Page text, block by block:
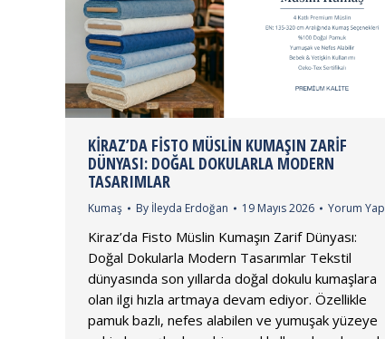
KIRAZ’DA FISTO MÜSLIN KUMAŞIN ZARIF
DÜNYASI: DOĞAL DOKULARLA MODERN
TASARIMLAR
Kumaş By İleyda Erdoğan 19 Mayıs 2026 Yorum Yap
Kiraz’da Fisto Müslin Kumaşın Zarif Dünyası:
Doğal Dokularla Modern Tasarımlar Tekstil
dünyasında son yıllarda doğal dokulu kumaşlara
olan ilgi hızla artmaya devam ediyor. Özellikle
pamuk bazlı, nefes alabilen ve yumuşak yüzeye